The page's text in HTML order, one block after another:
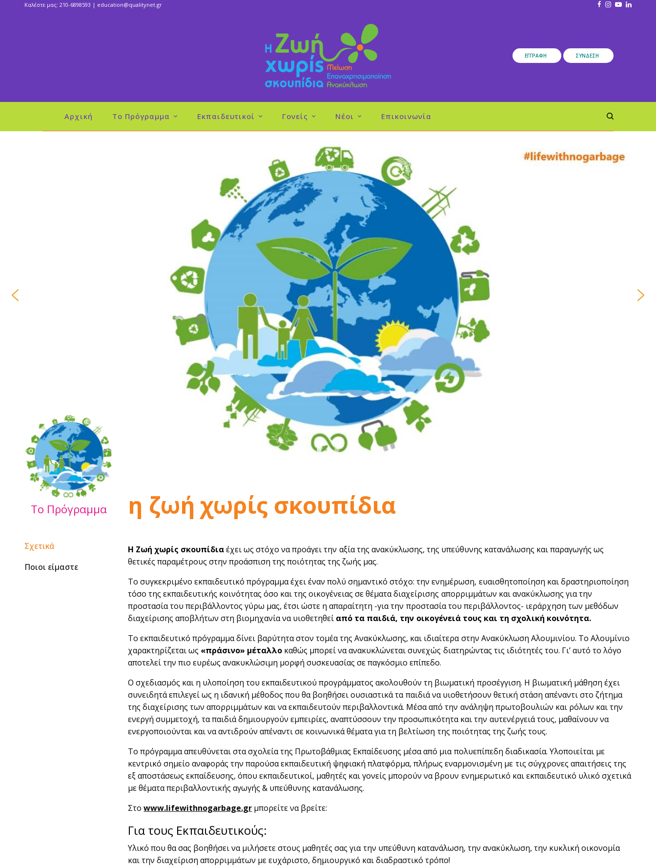
Καλέστε μας: 210-6898593 | education@qualitynet.gr
ΕΓΓΡΑΦΉ ΣΎΝΔΕΣΗ
Αρχική Το Πρόγραμμα Εκπαιδευτικοί Γονείς Νέοι Επικοινωνία
Το Πρόγραμμα
Σχετικά
Ποιοι είμαστε
η ζωή χωρίς σκουπίδια
Η Ζωή χωρίς σκουπίδιαέχει ως στόχο να προάγει την αξία της ανακύκλωσης, της υπεύθυνης κατανάλωσης και παραγωγής ως
θετικές παραμέτρους στην προάσπιση της ποιότητας της ζωής μας.
To συγκεκριμένο εκπαιδευτικό πρόγραμμα έχει έναν πολύ σημαντικό στόχο: την ενημέρωση, ευαισθητοποίηση και δραστηριοποίηση
τόσο της εκπαιδευτικής κοινότητας όσο και της οικογένειας σε θέματα διαχείρισης απορριμμάτων και ανακύκλωσης για την
προστασία του περιβάλλοντος γύρω μας, έτσι ώστε η απαραίτητη -για την προστασία του περιβάλλοντος- ιεράρχηση των μεθόδων
διαχείρισης αποβλήτων στη βιομηχανία να υιοθετηθεί από τα παιδιά, την οικογένειά τους και τη σχολική κοινότητα.
Το εκπαιδευτικό πρόγραμμα δίνει βαρύτητα στον τομέα της Ανακύκλωσης, και ιδιαίτερα στην Ανακύκλωση Αλουμινίου. Το Αλουμίνιο
χαρακτηρίζεται ως «πράσινο» μέταλλο καθώς μπορεί να ανακυκλώνεται συνεχώς διατηρώντας τις ιδιότητές του. Γι’ αυτό το λόγο
αποτελεί την πιο ευρέως ανακυκλώσιμη μορφή συσκευασίας σε παγκόσμιο επίπεδο.
Ο σχεδιασμός και η υλοποίηση του εκπαιδευτικού προγράμματος ακολουθούν τη βιωματική προσέγγιση. Η βιωματική μάθηση έχει
συνειδητά επιλεγεί ως η ιδανική μέθοδος που θα βοηθήσει ουσιαστικά τα παιδιά να υιοθετήσουν θετική στάση απέναντι στο ζήτημα
της διαχείρισης των απορριμμάτων και να εκπαιδευτούν περιβαλλοντικά. Μέσα από την ανάληψη πρωτοβουλιών και ρόλων και την
ενεργή συμμετοχή, τα παιδιά δημιουργούν εμπειρίες, αναπτύσσουν την προσωπικότητα και την αυτενέργειά τους, μαθαίνουν να
ενεργοποιούνται και να αντιδρούν απέναντι σε κοινωνικά θέματα για τη βελτίωση της ποιότητας της ζωής τους.
Το πρόγραμμα απευθύνεται στα σχολεία της Πρωτοβάθμιας Εκπαίδευσης μέσα από μια πολυεπίπεδη διαδικασία. Υλοποιείται με
κεντρικό σημείο αναφοράς την παρούσα εκπαιδευτική ψηφιακή πλατφόρμα, πλήρως εναρμονισμένη με τις σύγχρονες απαιτήσεις της
εξ αποστάσεως εκπαίδευσης, όπου εκπαιδευτικοί, μαθητές και γονείς μπορούν να βρουν ενημερωτικό και εκπαιδευτικό υλικό σχετικά
με θέματα περιβαλλοντικής αγωγής & υπεύθυνης κατανάλωσης.
Στοwww.lifewithnogarbage.gr μπορείτε να βρείτε:
Για τους Εκπαιδευτικούς:
Υλικό που θα σας βοηθήσει να μιλήσετε στους μαθητές σας για την υπεύθυνη κατανάλωση, την ανακύκλωση, την κυκλική οικονομία
και την διαχείριση απορριμμάτων με ευχάριστο, δημιουργικό και διαδραστικό τρόπο!